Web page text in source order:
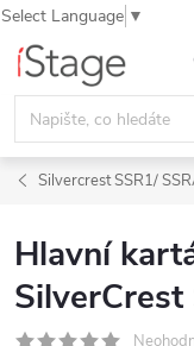
Select Language ▼
Přejít
obsah
Silvercrest SSR1/
Hlavní